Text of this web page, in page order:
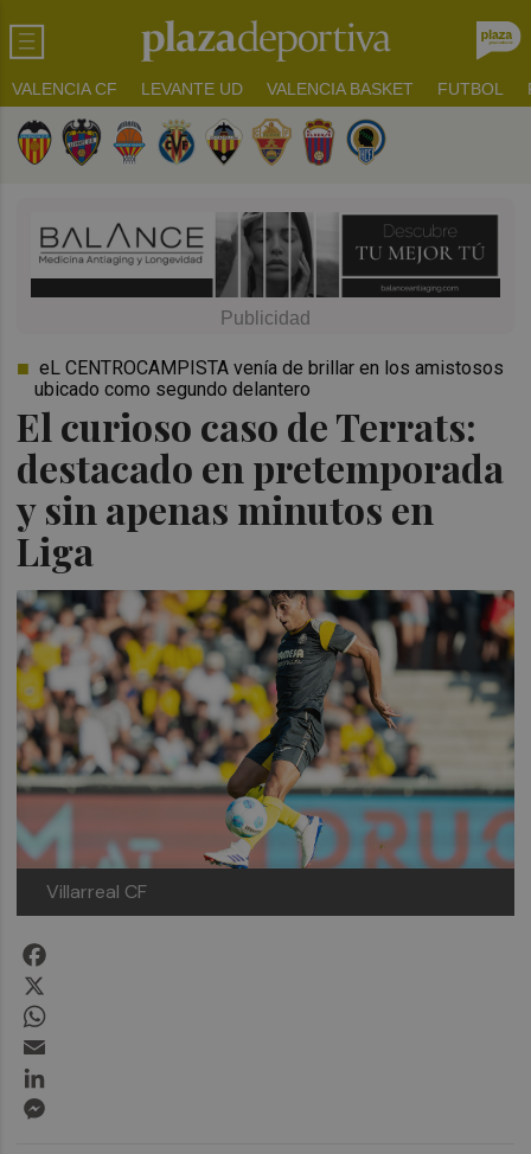
VALENCIA CF LEVANTE UD VALENCIA BASKET FUTBOL
El curioso caso de Terrats:
destacado en pretemporada
y sin apenas minutos en
Liga
eL CENTROCAMPISTA venía de brillar en los amistosos
ubicado como segundo delantero
Villarreal CF